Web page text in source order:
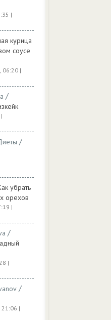
|
курица
соусе
06:20 |
/
|
/
убрать
орехов
|
/
|
/
21:06 |